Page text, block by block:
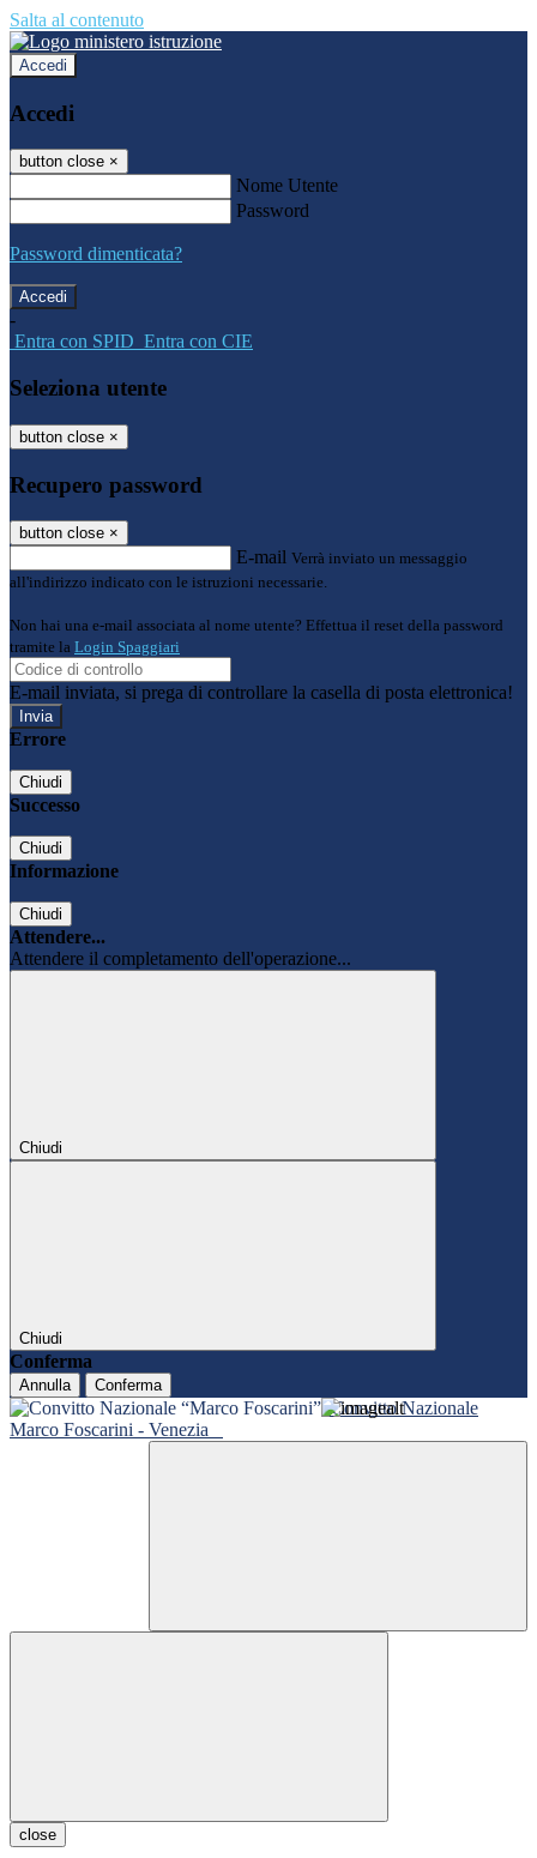
Salta al contenuto
Accedi
Accedi
button close ×
Nome Utente
Password
Password dimenticata?
-
Entra con SPID Entra con CIE
Seleziona utente
button close ×
Recupero password
button close ×
E-mail Verrà inviato un messaggio
all'indirizzo indicato con le istruzioni necessarie.
Non hai una e-mail associata al nome utente? Effettua il reset della password
tramite la Login Spaggiari
E-mail inviata, si prega di controllare la casella di posta elettronica!
Errore
Chiudi
Successo
Chiudi
Informazione
Chiudi
Attendere...
Attendere il completamento dell'operazione...
Chiudi
Chiudi
Conferma
Annulla Conferma
Convitto Nazionale
Marco Foscarini - Venezia
close